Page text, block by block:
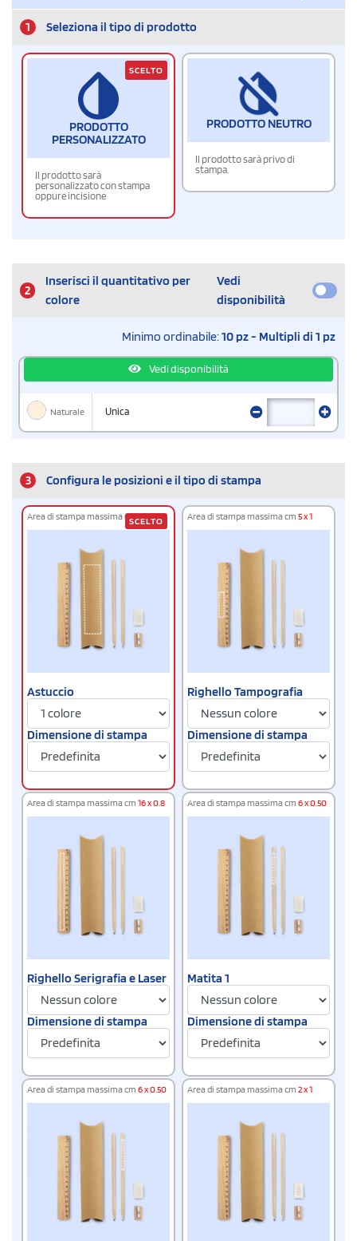
1 Seleziona il tipo di prodotto
PRODOTTO
PERSONALIZZATO
Il prodotto sarà
personalizzato con stampa
oppure incisione
SCELTO
PRODOTTO NEUTRO
Il prodotto sarà privo di
stampa.
2
Inserisci il quantitativo per
colore
Vedi
disponibilità
Minimo ordinabile:10 pz - Multipli di 1 pz
Vedi disponibilità
Naturale Unica
3 Configura le posizioni e il tipo di stampa
Area di stampa massima cm14 x 3
Astuccio
Dimensione di stampa
SCELTO Area di stampa massima cm 5 x 1
Righello Tampografia
Dimensione di stampa
Area di stampa massima cm 16 x 0.8
Righello Serigrafia e Laser
Dimensione di stampa
Area di stampa massima cm 6 x 0.50
Matita 1
Dimensione di stampa
Area di stampa massima cm 6 x 0.50 Area di stampa massima cm 2 x 1